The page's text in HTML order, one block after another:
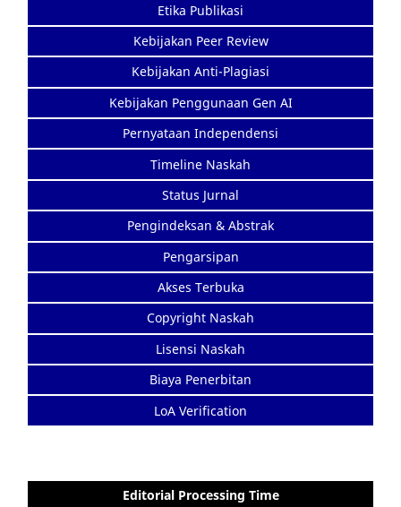
Etika Publikasi
Kebijakan Peer Review
Kebijakan Anti-Plagiasi
Kebijakan Penggunaan Gen AI
Pernyataan Independensi
Timeline Naskah
Status Jurnal
Pengindeksan & Abstrak
Pengarsipan
Akses Terbuka
Copyright Naskah
Lisensi Naskah
Biaya Penerbitan
LoA Verification
Editorial Processing Time